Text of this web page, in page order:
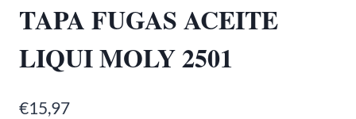
TAPA FUGAS ACEITE
LIQUI MOLY 2501
€15,97